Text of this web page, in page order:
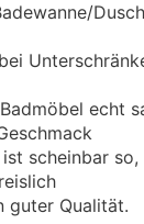
echt
scheinbar
guter Qualität.